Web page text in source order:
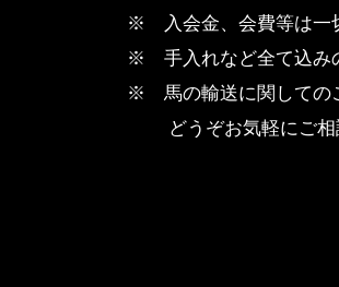
※ 入会金、会費等は一
※ 手入れなど全て込み
※ 馬の輸送に関しての
どうぞお気軽にご相